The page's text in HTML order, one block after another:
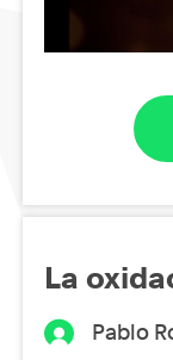
La
Pablo